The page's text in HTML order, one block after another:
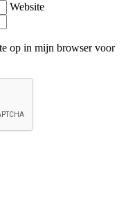
Website
op in mijn browser voor